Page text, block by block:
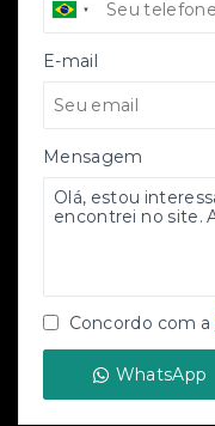
E-mail
Mensagem
Concordo com a
WhatsApp